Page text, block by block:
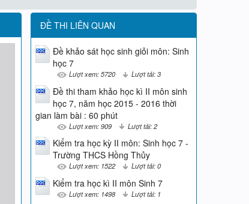
ĐỀ THI LIÊN QUAN
Đề khảo sát học sinh giỏi môn: Sinh
học 7
Lượt xem: 5720 Lượt tải: 3
Đề thi tham khảo học kì II môn sinh
học 7, năm học 2015 - 2016 thời
gian làm bài : 60 phút
Lượt xem: 909 Lượt tải: 2
Kiểm tra học kỳ II môn: Sinh học 7 -
Trường THCS Hồng Thủy
Lượt xem: 1522 Lượt tải: 0
Kiểm tra học kì II môn Sinh 7
Lượt xem: 1498 Lượt tải: 1